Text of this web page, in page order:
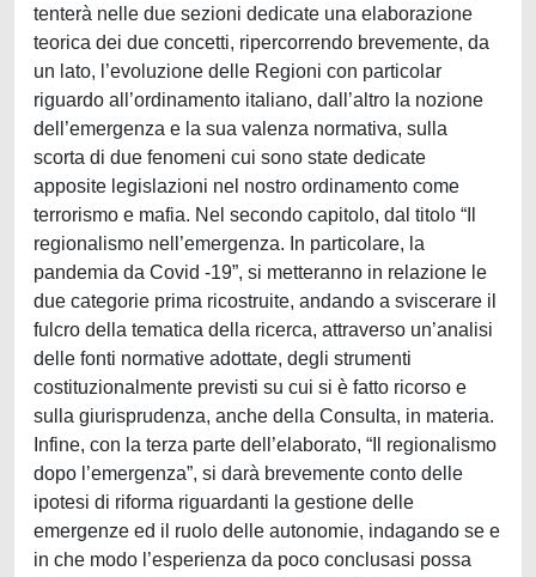
tenterà nelle due sezioni dedicate una elaborazione
teorica dei due concetti, ripercorrendo brevemente, da
un lato, l’evoluzione delle Regioni con particolar
riguardo all’ordinamento italiano, dall’altro la nozione
dell’emergenza e la sua valenza normativa, sulla
scorta di due fenomeni cui sono state dedicate
apposite legislazioni nel nostro ordinamento come
terrorismo e mafia. Nel secondo capitolo, dal titolo “Il
regionalismo nell’emergenza. In particolare, la
pandemia da Covid -19”, si metteranno in relazione le
due categorie prima ricostruite, andando a sviscerare il
fulcro della tematica della ricerca, attraverso un’analisi
delle fonti normative adottate, degli strumenti
costituzionalmente previsti su cui si è fatto ricorso e
sulla giurisprudenza, anche della Consulta, in materia.
Infine, con la terza parte dell’elaborato, “Il regionalismo
dopo l’emergenza”, si darà brevemente conto delle
ipotesi di riforma riguardanti la gestione delle
emergenze ed il ruolo delle autonomie, indagando se e
in che modo l’esperienza da poco conclusasi possa